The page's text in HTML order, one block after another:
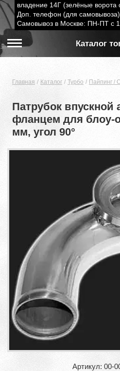
владение 14Г (зелёные
Доп. телефон (для
Самовывоз в Москве: ПН-ПТ с
Каталог
Главная Каталог Турбо Пайпинг /
Патрубок
фланцем для блоу-
мм, угол 90°
Артикул: 00-